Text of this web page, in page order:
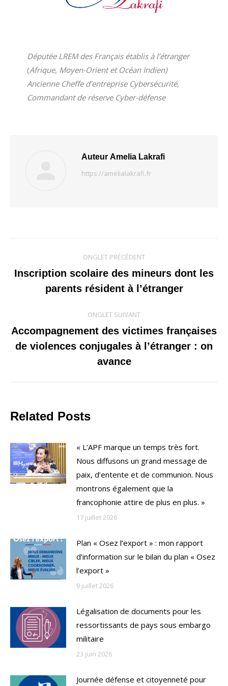
Députée LREM des Français établis à l’étranger
(Afrique, Moyen-Orient et Océan Indien)
Ancienne Cheffe d’entreprise Cybersécurité,
Commandant de réserve Cyber-défense
Auteur Amelia Lakrafi
https://amelialakrafi.fr
de
commentaire
ONGLET PRÉCÉDENT
Onglet
précédent
Inscription scolaire des mineurs dont les
parents résident à l’étranger
ONGLET SUIVANT
Onglet
suivant
Accompagnement des victimes françaises
de violences conjugales à l’étranger : on
avance
Related Posts
« L’APF marque un temps très fort.
Nous diffusons un grand message de
paix, d’entente et de communion. Nous
montrons également que la
francophonie attire de plus en plus. »
17 juillet 2026
Plan « Osez l’export » : mon rapport
d’information sur le bilan du plan « Osez
l’export »
9 juillet 2026
Légalisation de documents pour les
ressortissants de pays sous embargo
militaire
23 juin 2026
Journée défense et citoyenneté pour